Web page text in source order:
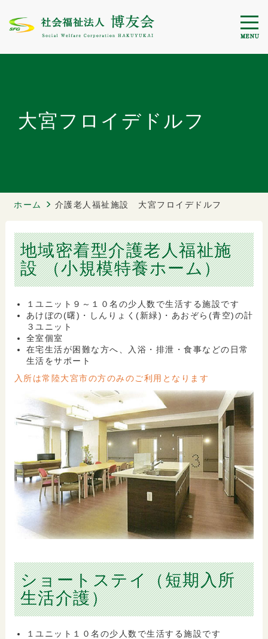
大宮フロイデドルフ
ホーム 介護老人福祉施設 大宮フロイデドルフ
地域密着型介護老人福祉施
設 （小規模特養ホーム）
１ユニット９～１０名の少人数で生活する施設です
あけぼの(曙)・しんりょく(新緑)・あおぞら(青空)の計
３ユニット
全室個室
在宅生活が困難な方へ、入浴・排泄・食事などの日常
生活をサポート
入所は常陸大宮市の方のみのご利用となります
ショートステイ（短期入所
生活介護）
１ユニット１０名の少人数で生活する施設です